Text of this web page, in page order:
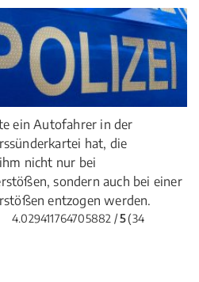
ein Autofahrer in der
hat, die
nicht nur bei
sondern auch bei einer
entzogen werden.
4.029411764705882 /5(34